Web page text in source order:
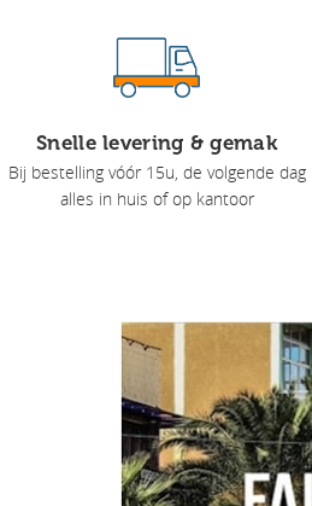
Snelle levering & gemak
Bij bestelling vóór 15u, de volgende dag
alles in huis of op kantoor